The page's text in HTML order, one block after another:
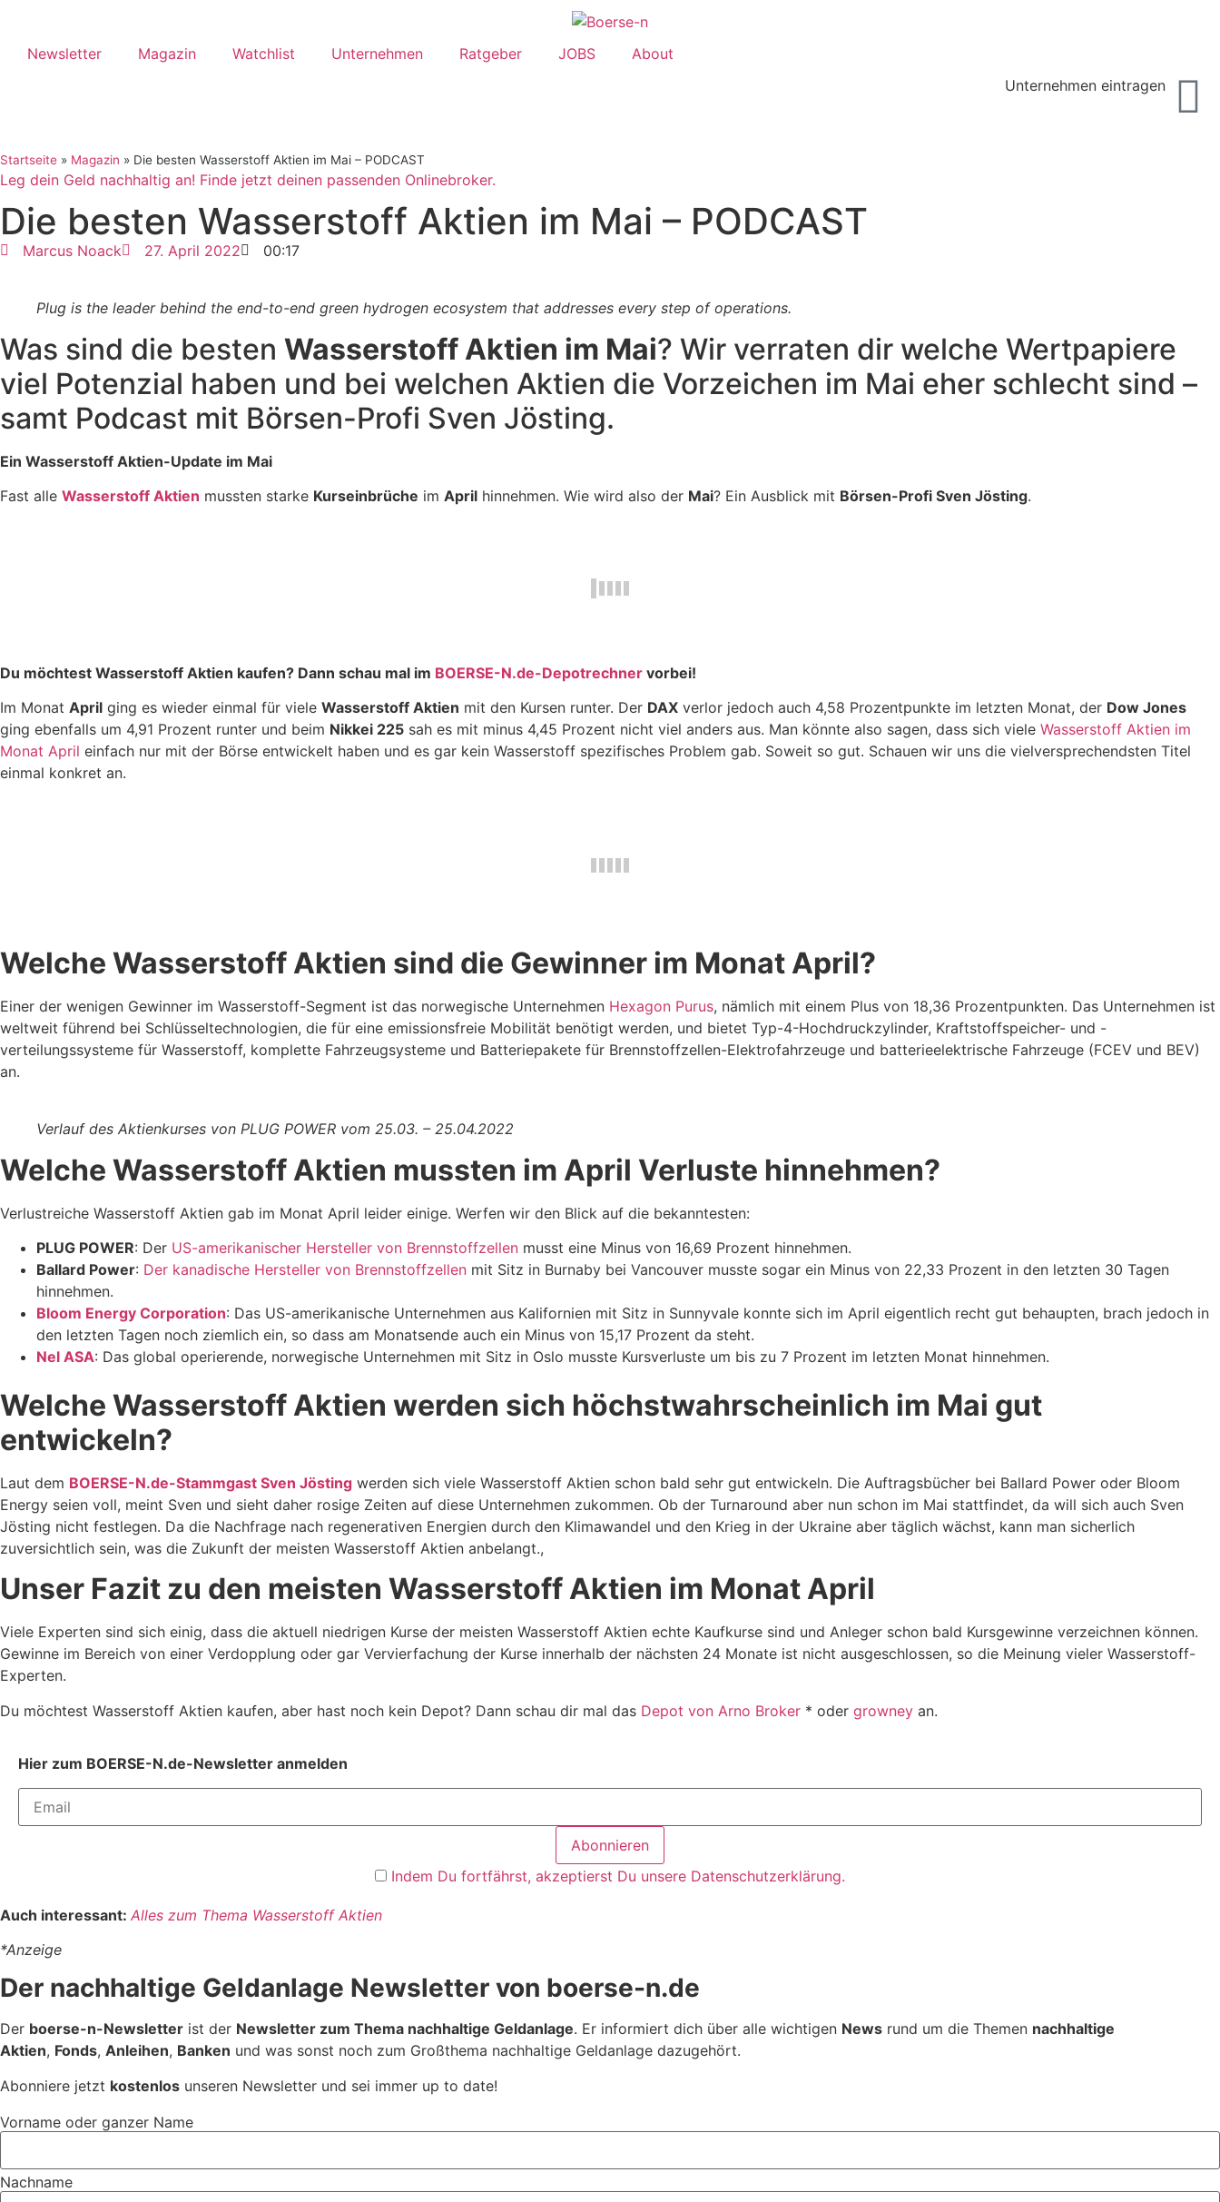
Newsletter Magazin Watchlist Unternehmen Ratgeber JOBS
About
Unternehmen eintragen
Startseite » Magazin » Die besten Wasserstoff Aktien im Mai – PODCAST
Leg dein Geld nachhaltig an! Finde jetzt deinen passenden Onlinebroker.
Die besten Wasserstoff Aktien im Mai – PODCAST
Marcus Noack 27. April 2022 00:17
Plug is the leader behind the end-to-end green hydrogen ecosystem that addresses every step of operations.
Was sind die besten Wasserstoff Aktien im Mai? Wir verraten dir welche Wertpapiere
viel Potenzial haben und bei welchen Aktien die Vorzeichen im Mai eher schlecht sind –
samt Podcast mit Börsen-Profi Sven Jösting.
Ein Wasserstoff Aktien-Update im Mai
Fast alle Wasserstoff Aktien mussten starke Kurseinbrüche im April hinnehmen. Wie wird also der Mai? Ein Ausblick mit Börsen-Profi Sven Jösting.
Du möchtest Wasserstoff Aktien kaufen? Dann schau mal im BOERSE-N.de-Depotrechner vorbei!
Im Monat April ging es wieder einmal für viele Wasserstoff Aktien mit den Kursen runter. Der DAX verlor jedoch auch 4,58 Prozentpunkte im letzten Monat, der Dow Jones
ging ebenfalls um 4,91 Prozent runter und beim Nikkei 225 sah es mit minus 4,45 Prozent nicht viel anders aus. Man könnte also sagen, dass sich viele Wasserstoff Aktien im
Monat April einfach nur mit der Börse entwickelt haben und es gar kein Wasserstoff spezifisches Problem gab. Soweit so gut. Schauen wir uns die vielversprechendsten Titel
einmal konkret an.
Welche Wasserstoff Aktien sind die Gewinner im Monat April?
Einer der wenigen Gewinner im Wasserstoff-Segment ist das norwegische Unternehmen Hexagon Purus, nämlich mit einem Plus von 18,36 Prozentpunkten. Das Unternehmen ist
weltweit führend bei Schlüsseltechnologien, die für eine emissionsfreie Mobilität benötigt werden, und bietet Typ-4-Hochdruckzylinder, Kraftstoffspeicher- und -
verteilungssysteme für Wasserstoff, komplette Fahrzeugsysteme und Batteriepakete für Brennstoffzellen-Elektrofahrzeuge und batterieelektrische Fahrzeuge (FCEV und BEV)
an.
Verlauf des Aktienkurses von PLUG POWER vom 25.03. – 25.04.2022
Welche Wasserstoff Aktien mussten im April Verluste hinnehmen?
Verlustreiche Wasserstoff Aktien gab im Monat April leider einige. Werfen wir den Blick auf die bekanntesten:
PLUG POWER: Der US-amerikanischer Hersteller von Brennstoffzellen musst eine Minus von 16,69 Prozent hinnehmen.
Ballard Power: Der kanadische Hersteller von Brennstoffzellen mit Sitz in Burnaby bei Vancouver musste sogar ein Minus von 22,33 Prozent in den letzten 30 Tagen
hinnehmen.
Bloom Energy Corporation: Das US-amerikanische Unternehmen aus Kalifornien mit Sitz in Sunnyvale konnte sich im April eigentlich recht gut behaupten, brach jedoch in
den letzten Tagen noch ziemlich ein, so dass am Monatsende auch ein Minus von 15,17 Prozent da steht.
Nel ASA: Das global operierende, norwegische Unternehmen mit Sitz in Oslo musste Kursverluste um bis zu 7 Prozent im letzten Monat hinnehmen.
Welche Wasserstoff Aktien werden sich höchstwahrscheinlich im Mai gut
entwickeln?
Laut dem BOERSE-N.de-Stammgast Sven Jösting werden sich viele Wasserstoff Aktien schon bald sehr gut entwickeln. Die Auftragsbücher bei Ballard Power oder Bloom
Energy seien voll, meint Sven und sieht daher rosige Zeiten auf diese Unternehmen zukommen. Ob der Turnaround aber nun schon im Mai stattfindet, da will sich auch Sven
Jösting nicht festlegen. Da die Nachfrage nach regenerativen Energien durch den Klimawandel und den Krieg in der Ukraine aber täglich wächst, kann man sicherlich
zuversichtlich sein, was die Zukunft der meisten Wasserstoff Aktien anbelangt.,
Unser Fazit zu den meisten Wasserstoff Aktien im Monat April
Viele Experten sind sich einig, dass die aktuell niedrigen Kurse der meisten Wasserstoff Aktien echte Kaufkurse sind und Anleger schon bald Kursgewinne verzeichnen können.
Gewinne im Bereich von einer Verdopplung oder gar Vervierfachung der Kurse innerhalb der nächsten 24 Monate ist nicht ausgeschlossen, so die Meinung vieler Wasserstoff-
Experten.
Du möchtest Wasserstoff Aktien kaufen, aber hast noch kein Depot? Dann schau dir mal das Depot von Arno Broker * oder growney an.
Hier zum BOERSE-N.de-Newsletter anmelden
Indem Du fortfährst, akzeptierst Du unsere Datenschutzerklärung.
Auch interessant: Alles zum Thema Wasserstoff Aktien
*Anzeige
Der nachhaltige Geldanlage Newsletter von boerse-n.de
Der boerse-n-Newsletter ist der Newsletter zum Thema nachhaltige Geldanlage. Er informiert dich über alle wichtigen News rund um die Themen nachhaltige
Aktien, Fonds, Anleihen, Banken und was sonst noch zum Großthema nachhaltige Geldanlage dazugehört.
Abonniere jetzt kostenlos unseren Newsletter und sei immer up to date!
Vorname oder ganzer Name
Nachname